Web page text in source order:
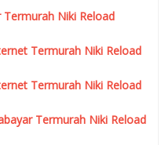
Niki Reload
Termurah Niki Reload
Termurah Niki Reload
Termurah Niki Reload